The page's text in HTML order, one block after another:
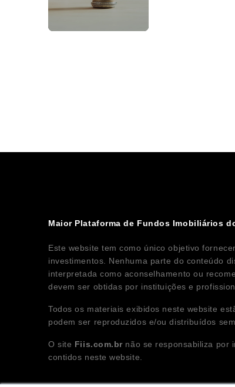
Maior Plataforma de Fundos Imobiliários
Este website tem como único objetivo
investimentos. Nenhuma parte do conteúdo
interpretada como aconselhamento ou
devem ser obtidas por instituições e
Todos os materiais exibidos neste website
podem ser reproduzidos e/ou distribuídos
O site Fiis.com.brnão se responsabiliza por
contidos neste website.